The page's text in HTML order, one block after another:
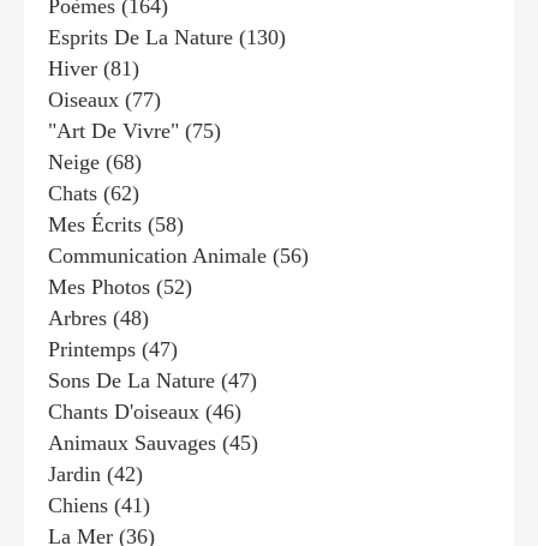
Poèmes (164)
Esprits De La Nature (130)
Hiver (81)
Oiseaux (77)
"art De Vivre" (75)
Neige (68)
Chats (62)
Mes Écrits (58)
Communication Animale (56)
Mes Photos (52)
Arbres (48)
Printemps (47)
Sons De La Nature (47)
Chants D'oiseaux (46)
Animaux Sauvages (45)
Jardin (42)
Chiens (41)
La Mer (36)